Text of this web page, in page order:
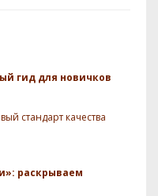
гид для новичков
стандарт качества
раскрываем